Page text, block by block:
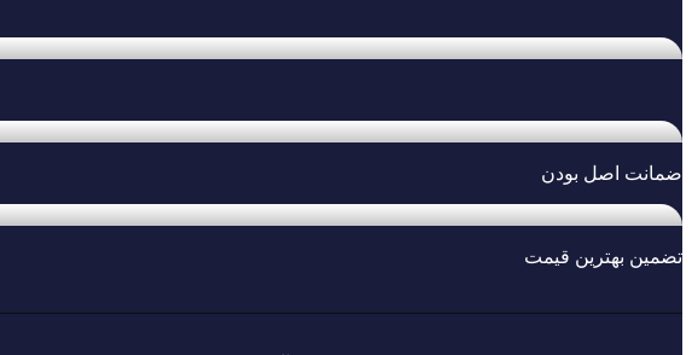
ضمانت اصل بودن
تضمین بهترین قیمت